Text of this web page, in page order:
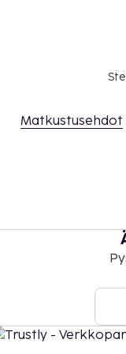
henkilö per
per
majoituspaikkaan
on saatavilla.
Matkustusehdot